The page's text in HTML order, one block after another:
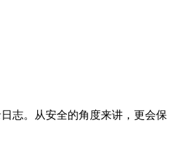
志。从安全的角度来讲，更会保